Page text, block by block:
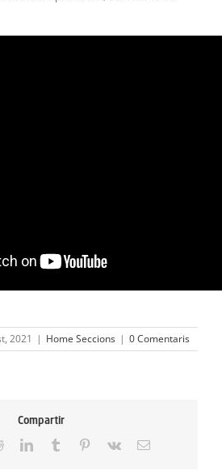
2021 | Home Seccions | 0 Comentaris
Compartir
RedditLinkedInTumblr Pinterest
Vk Email: